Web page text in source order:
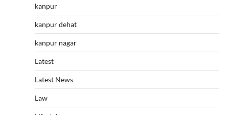
kanpur
kanpur dehat
kanpur nagar
Latest
Latest News
Law